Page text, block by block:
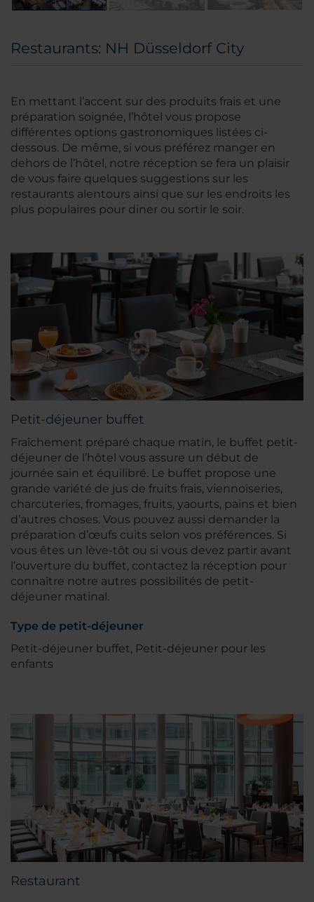
Restaurants: NH Düsseldorf City
En mettant l’accent sur des produits frais et une
préparation soignée, l’hôtel vous propose
différentes options gastronomiques listées ci-
dessous. De même, si vous préférez manger en
dehors de l’hôtel, notre réception se fera un plaisir
de vous faire quelques suggestions sur les
restaurants alentours ainsi que sur les endroits les
plus populaires pour diner ou sortir le soir.
Petit-déjeuner buffet
Fraîchement préparé chaque matin, le buffet petit-
déjeuner de l’hôtel vous assure un début de
journée sain et équilibré. Le buffet propose une
grande variété de jus de fruits frais, viennoiseries,
charcuteries, fromages, fruits, yaourts, pains et bien
d’autres choses. Vous pouvez aussi demander la
préparation d’œufs cuits selon vos préférences. Si
vous êtes un lève-tôt ou si vous devez partir avant
l’ouverture du buffet, contactez la réception pour
connaître notre autres possibilités de petit-
déjeuner matinal.
Type de petit-déjeuner
Petit-déjeuner buffet, Petit-déjeuner pour les
enfants
Restaurant